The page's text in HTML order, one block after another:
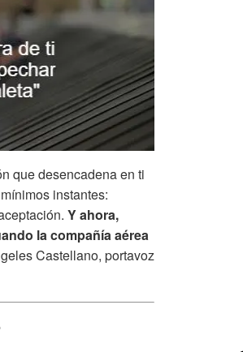
que desencadena en ti
instantes:
Y ahora,
la compañía aérea
Castellano, portavoz